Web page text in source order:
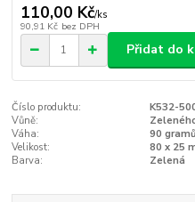
110,00 Kč/ks
90,91 Kč bez DPH
Přidat do
Číslo produktu:
K532-
Vůně:
Váha:
90 gramů
Velikost:
80 x 25
Barva:
Zelená